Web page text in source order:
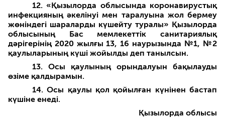
12. «Қызылорда облысында коронавирустық
инфекцияның әкелінуі мен таралуына жол бермеу
жөніндегі шараларды күшейту туралы» Қызылорда
облысының Бас мемлекеттік санитариялық
дәрігерінің 2020 жылғы 13, 16 наурызында №1, №2
қаулыларының күші жойылды деп танылсын.
13. Осы қаулының орындалуын бақылауды
өзіме қалдырамын.
14. Осы қаулы қол қойылған күнінен бастап
күшіне енеді.
Қызылорда облысы